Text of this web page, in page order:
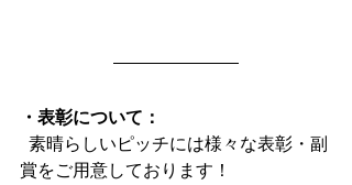
・表彰について：
素晴らしいピッチには様々な表彰・副
賞をご用意しております！